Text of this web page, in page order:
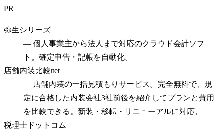
PR
弥生シリーズ
— 個人事業主から法人まで対応のクラウド会計ソフ
ト。確定申告・記帳を自動化。
店舗内装比較net
— 店舗内装の一括見積もりサービス。完全無料で、規
定に合格した内装会社3社前後を紹介してプランと費用
を比較できる。新装・移転・リニューアルに対応。
税理士ドットコム